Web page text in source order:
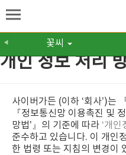
◀ 꽃씨
개인 정보 처리
사이버가든 (이하 ‘회사’)는
『정보통신망 이용촉진 및
망법’』의 기준에 따라 ‘개인
준수하고 있습니다. 이 개인
한 법령 또는 지침의 변경이